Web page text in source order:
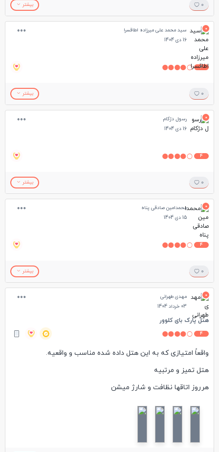
0 بیشتر
0
سید محمد علی میرزاده اطاقسرا
16 دی 1404
4
0 بیشتر
0
رسول دژکام
16 دی 1404
4
0 بیشتر
0
محمدامین صادقی پناه
15 دی 1404
4
0 بیشتر
0
مهدی طهرانی
03 خرداد 1404
هتل پارک بای کلوور
4
واقعاً امتیازی که به این هتل داده شده مناسب و واقعیه.
هتل تمیز و مرتبیه
هرروز اتاقها نظافت و شارژ میشن
آب بصورت لیوان بسته بندی تک نفره(بطری کوچک نیست) برای